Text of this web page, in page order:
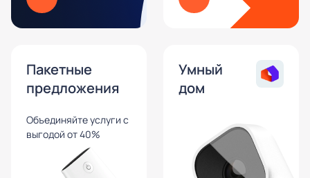
Пакетные
предложения
Объединяйте услуги с
выгодой от 40%
Умный
дом